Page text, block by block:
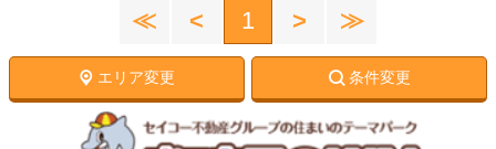
≪ < 1 > ≫
エリア変更 条件変更